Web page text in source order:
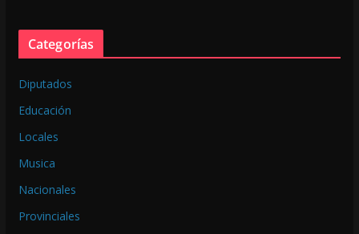
Categorías
Diputados
Educación
Locales
Musica
Nacionales
Provinciales